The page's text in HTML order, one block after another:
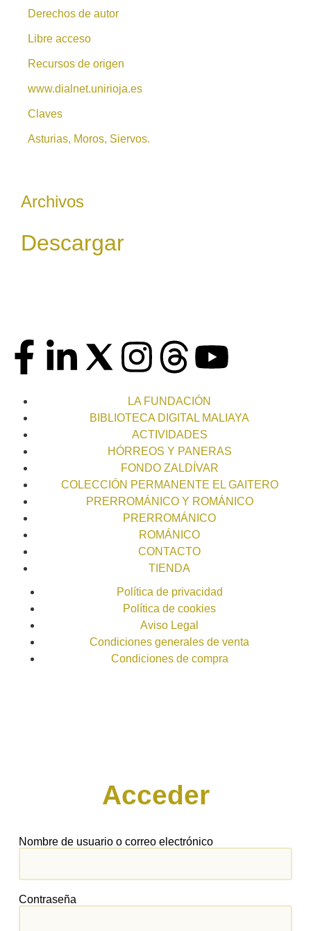
Derechos de autor
Libre acceso
Recursos de origen
www.dialnet.unirioja.es
Claves
Asturias, Moros, Siervos.
Archivos
Descargar
LA FUNDACIÓN
BIBLIOTECA DIGITAL MALIAYA
ACTIVIDADES
HÓRREOS Y PANERAS
FONDO ZALDÍVAR
COLECCIÓN PERMANENTE EL GAITERO
PRERROMÁNICO Y ROMÁNICO
PRERROMÁNICO
ROMÁNICO
CONTACTO
TIENDA
Política de privacidad
Política de cookies
Aviso Legal
Condiciones generales de venta
Condiciones de compra
Acceder
Nombre de usuario o correo electrónico
Contraseña